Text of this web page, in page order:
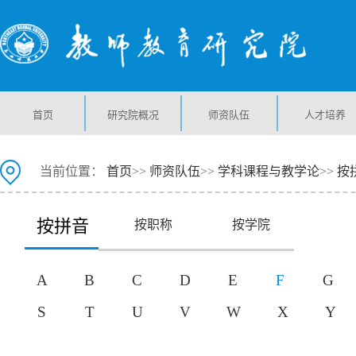
首页 研究院概况 师资队伍 人才培养
当前位置： 首页>> 师资队伍>> 学科课程与教学论>> 按
按拼音 按职称 按学院
A B C D E F
G
S
T U V W X Y